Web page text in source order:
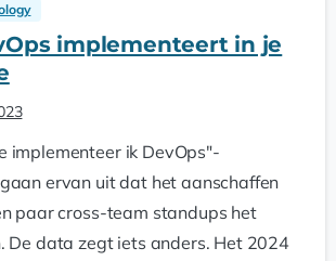
implementeert in je
implementeer ik DevOps"-
ervan uit dat het aanschaffen
paar cross-team standups het
De data zegt iets anders. Het 2024